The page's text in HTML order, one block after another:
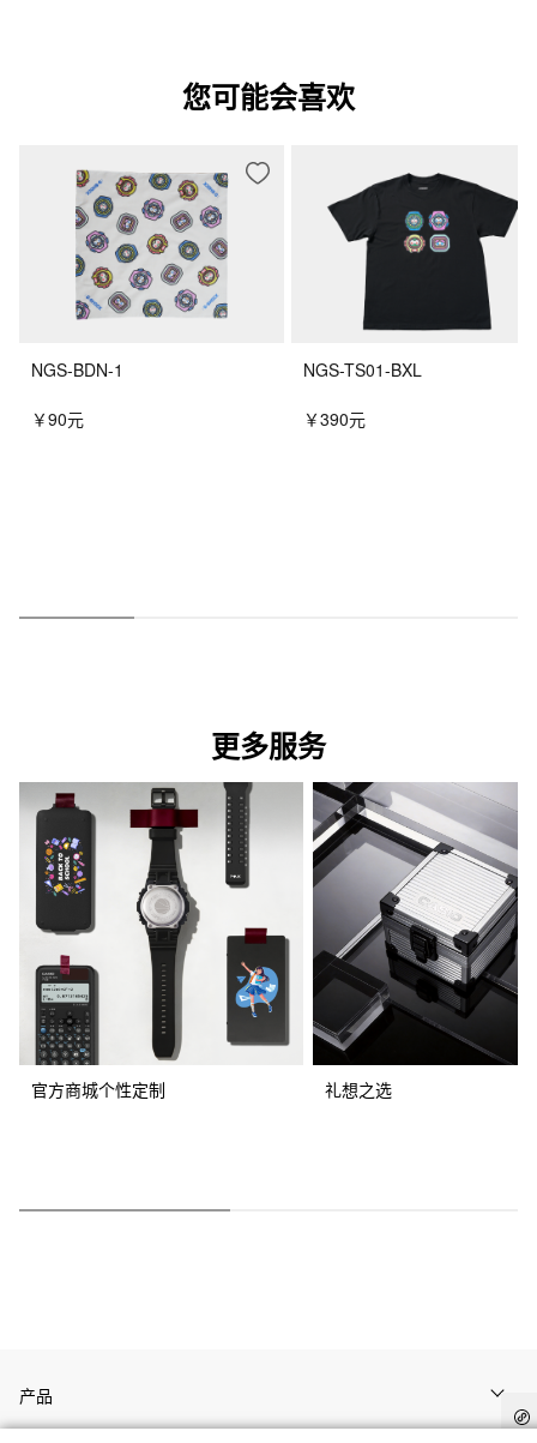
您可能会喜欢
NGS-BDN-1
￥90元
NGS-TS01-BXL
￥390元
更多服务
官方商城个性定制 礼想之选
产品